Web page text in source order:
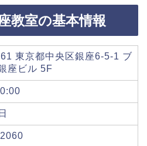
教室の基本情報
東京都中央区銀座6-5-1 ブ
座ビル 5F